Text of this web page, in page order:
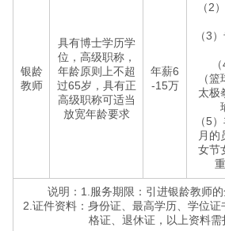
银龄
教师
具有博士学历学
位，高级职称，
年龄原则上不超
过65岁，具有正
高级职称可适当
放宽年龄要求
年薪6
-15万
（2
（3
（
太极
（5
月的
女节
说明：1.服务期限：引进银龄教师的
2.证件资料：身份证、最高学历、学位
格证、退休证，以上资料需